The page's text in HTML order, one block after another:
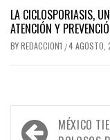
LA CICLOSPORIASIS,
ATENCIÓN Y
BYREDACCION1 /4 AGOSTO,
Navegación
MÉXICO